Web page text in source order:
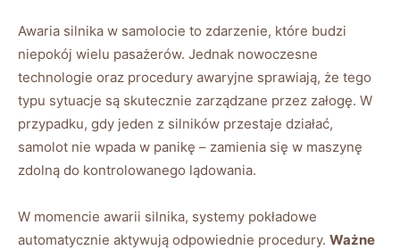
Awaria silnika w samolocie to zdarzenie, które budzi‌
niepokój wielu pasażerów. Jednak nowoczesne
technologie oraz procedury awaryjne‌ sprawiają,⁤ że tego
typu sytuacje są skutecznie zarządzane przez załogę. W​
przypadku, gdy ⁢jeden z silników przestaje działać,
samolot nie wpada w panikę –‍ zamienia się⁣ w ⁣maszynę
zdolną do ‍kontrolowanego‍ lądowania.
W momencie ⁢awarii silnika, systemy pokładowe
automatycznie aktywują odpowiednie procedury. Ważne ​